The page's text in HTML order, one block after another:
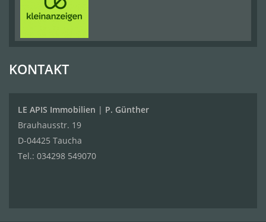
KONTAKT
LE APIS Immobilien | P. Günther
Brauhausstr. 19
D-04425 Taucha
Tel.: 034298 549070